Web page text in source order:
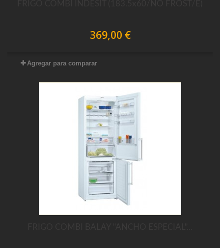
369,00 €
Agregar para comparar